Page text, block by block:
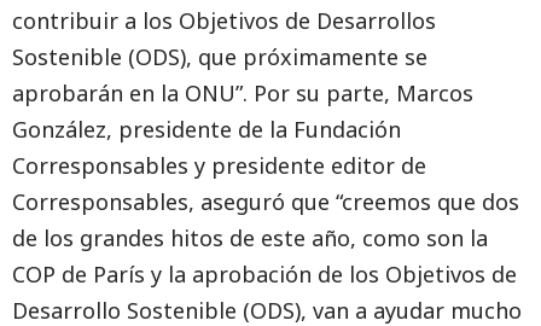
contribuir a los Objetivos de Desarrollos
Sostenible (ODS), que próximamente se
aprobarán en la ONU”. Por su parte, Marcos
González, presidente de la Fundación
Corresponsables y presidente editor de
Corresponsables, aseguró que “creemos que dos
de los grandes hitos de este año, como son la
COP de París y la aprobación de los Objetivos de
Desarrollo Sostenible (ODS), van a ayudar mucho